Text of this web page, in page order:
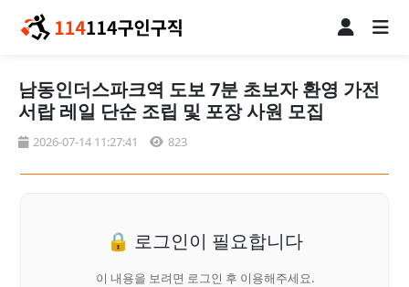
남동인더스파크역 도보 7분 초보자 환영 가전
서랍 레일 단순 조립 및 포장 사원 모집
2026-07-14 11:27:41 823
🔒 로그인이 필요합니다
이 내용을 보려면 로그인 후 이용해주세요.